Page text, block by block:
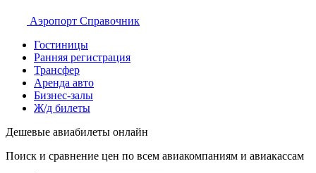
Аэропорт Справочник
Гостиницы
Ранняя регистрация
Трансфер
Аренда авто
Бизнес-залы
Ж/д билеты
Дешевые авиабилеты онлайн
Поиск и сравнение цен по всем авиакомпаниям и авиакассам